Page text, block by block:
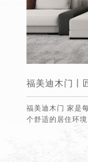
福美迪木门 家是
个舒适的居住环